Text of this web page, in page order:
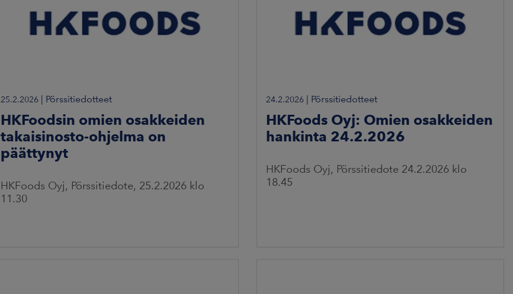
25.2.2026 | Pörssitiedotteet
HKFoodsin omien osakkeiden
takaisinosto-ohjelma on
päättynyt
HKFoods Oyj, Pörssitiedote, 25.2.2026 klo
11.30
24.2.2026 | Pörssitiedotteet
HKFoods Oyj: Omien osakkeiden
hankinta 24.2.2026
HKFoods Oyj, Pörssitiedote 24.2.2026 klo
18.45